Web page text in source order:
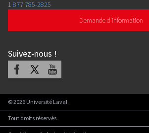
1 877 785-2825
Demande d'information
Suivez-nous !
Facebook Youtube
©2026 Université Laval.
Tout droits réservés